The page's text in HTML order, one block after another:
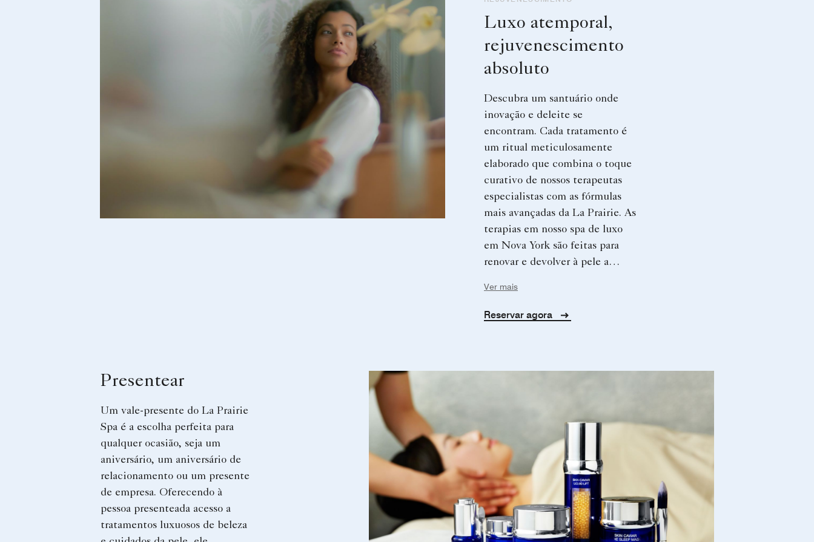
Luxo atemporal,
rejuvenescimento
absoluto
Descubra um santuário onde
inovação e deleite se
encontram. Cada tratamento é
um ritual meticulosamente
elaborado que combina o toque
curativo de nossos terapeutas
especialistas com as fórmulas
mais avançadas da La Prairie. As
terapias em nosso spa de luxo
em Nova York são feitas para
renovar e devolver à pele a
Ver mais
Reservar agora
Presentear
Um vale-presente do La Prairie
Spa é a escolha perfeita para
qualquer ocasião, seja um
aniversário, um aniversário de
relacionamento ou um presente
de empresa. Oferecendo à
pessoa presenteada acesso a
tratamentos luxuosos de beleza